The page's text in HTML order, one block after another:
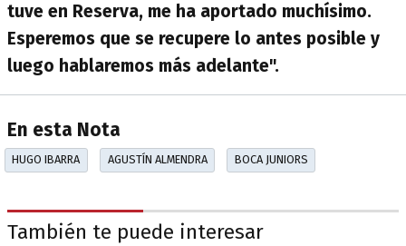
tuve en Reserva, me ha aportado muchísimo.
Esperemos que se recupere lo antes posible y
luego hablaremos más adelante".
En esta Nota
HUGO IBARRA AGUSTÍN ALMENDRA BOCA JUNIORS
También te puede interesar